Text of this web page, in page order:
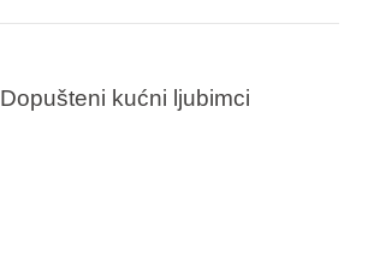
Dopušteni kućni ljubimci